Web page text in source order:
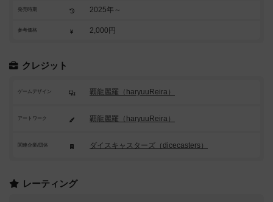
発売時期 2025年～
参考価格 2,000円
クレジット
ゲームデザイン 覇龍麗羅（haryuuReira）
アートワーク 覇龍麗羅（haryuuReira）
関連企業/団体 ダイスキャスターズ（dicecasters）
レーティング